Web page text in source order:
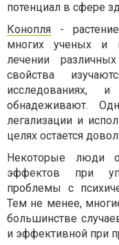
потенциал в сфере
Конопля -
многих ученых и
лечении
свойства
исследованиях,
обнадеживают.
легализации и
целях остается
Некоторые люди
эффектов при
проблемы с
Тем не менее,
большинстве
и эффективной при